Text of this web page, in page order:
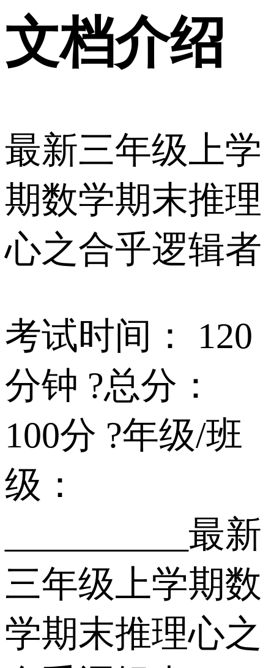
文档介绍
最新三年级上学
期数学期末推理
心之合乎逻辑者
考试时间： 120
分钟 ?总分：
100分 ?年级/班
级：
__________ 最新
三年级上学期数
学期末推理心之